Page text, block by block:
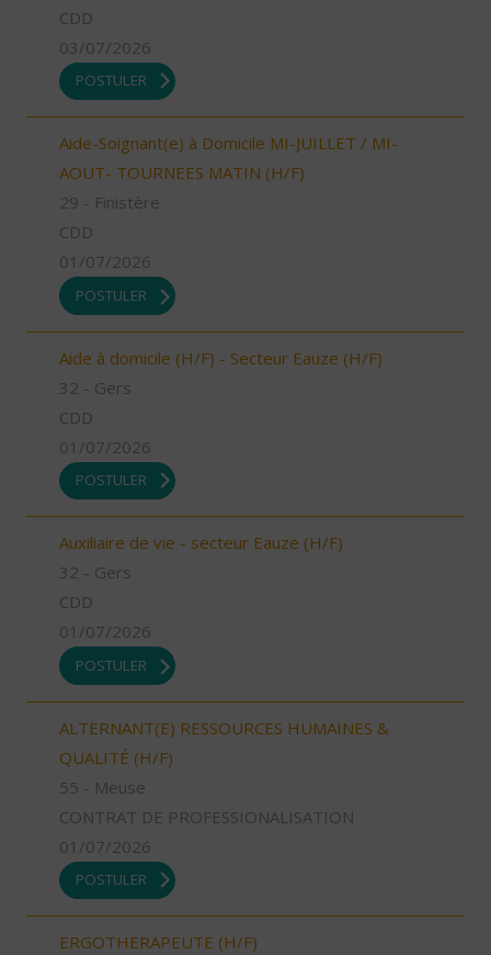
CDD
03/07/2026
POSTULER
Aide-Soignant(e) à Domicile MI-JUILLET / MI-
AOUT- TOURNEES MATIN (H/F)
29 - Finistère
CDD
01/07/2026
POSTULER
Aide à domicile (H/F) - Secteur Eauze (H/F)
32 - Gers
CDD
01/07/2026
POSTULER
Auxiliaire de vie - secteur Eauze (H/F)
32 - Gers
CDD
01/07/2026
POSTULER
ALTERNANT(E) RESSOURCES HUMAINES &
QUALITÉ (H/F)
55 - Meuse
CONTRAT DE PROFESSIONALISATION
01/07/2026
POSTULER
ERGOTHERAPEUTE (H/F)